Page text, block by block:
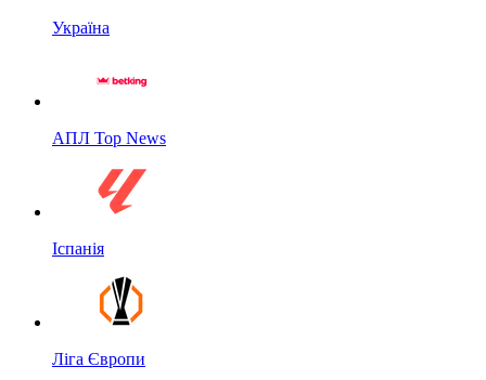
Україна
АПЛ Top News
Іспанія
Ліга Європи